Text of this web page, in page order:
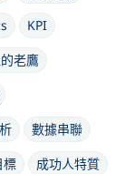
KPI
老鷹
數據串聯
標
成功人特質